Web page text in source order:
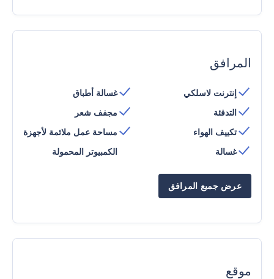
المرافق
إنترنت لاسلكي
التدفئة
تكييف الهواء
غسالة
غسالة أطباق
مجفف شعر
مساحة عمل ملائمة لأجهزة
الكمبيوتر المحمولة
عرض جميع المرافق
موقع